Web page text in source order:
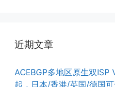
近期文章
ACEBGP多地区原生双ISP
起，日本/香港/英国/德国